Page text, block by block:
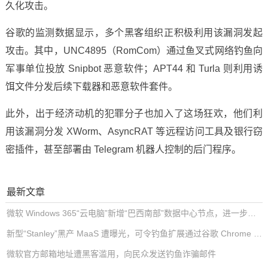
久化攻击。
谷歌的监测数据显示，多个黑客组织正积极利用该漏洞发起
攻击。其中，UNC4895（RomCom）通过鱼叉式网络钓鱼向
军事单位投放 Snipbot 恶意软件；APT44 和 Turla 则利用诱
饵文件分发后续下载器和恶意软件套件。
此外，出于经济动机的犯罪分子也加入了这场狂欢，他们利
用该漏洞分发 XWorm、AsyncRAT 等远程访问工具及银行窃
密插件，甚至部署由 Telegram 机器人控制的后门程序。
最新文章
微软官方邮箱地址遭黑客滥用，向民众发送钓鱼诈骗邮件